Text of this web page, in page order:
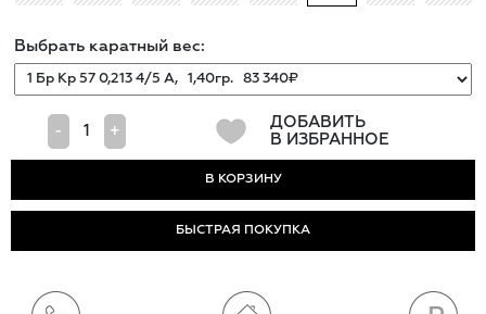
Выбрать каратный вес:
- +
ДОБАВИТЬ
В ИЗБРАННОЕ
БЫСТРАЯ ПОКУПКА